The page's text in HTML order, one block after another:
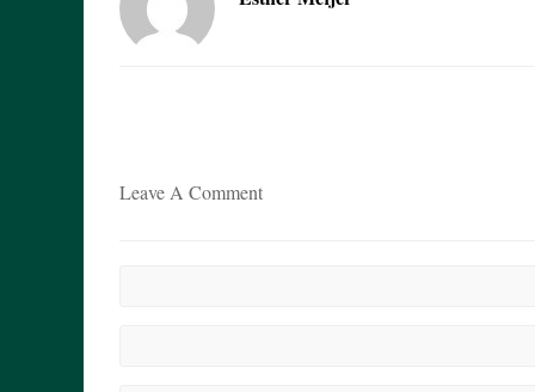
Leave A Comment